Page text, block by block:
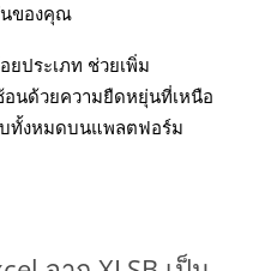
นของคุณ
ยประเภท ช่วยเพิ่ม
นด้วยความยืดหยุ่นที่เหนือ
บทั้งหมดบนแพลตฟอร์ม